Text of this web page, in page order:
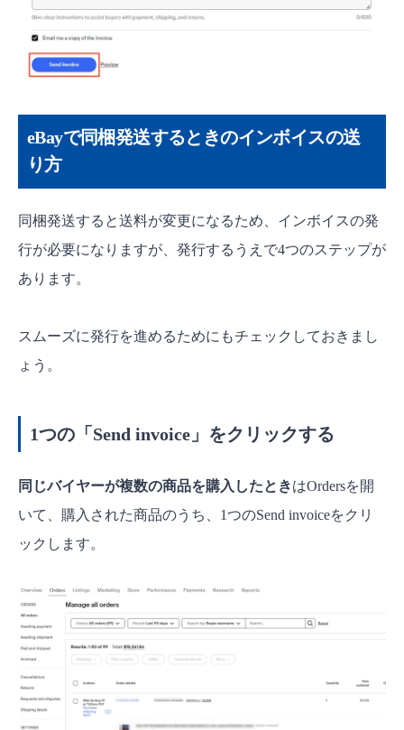
eBayで同梱発送するときのインボイスの送
り方
同梱発送すると送料が変更になるため、インボイスの発
行が必要になりますが、発行するうえで4つのステップが
あります。
スムーズに発行を進めるためにもチェックしておきまし
ょう。
1つの「Send invoice」をクリックする
同じバイヤーが複数の商品を購入したときはOrdersを開
いて、購入された商品のうち、1つのSend invoiceをクリ
ックします。